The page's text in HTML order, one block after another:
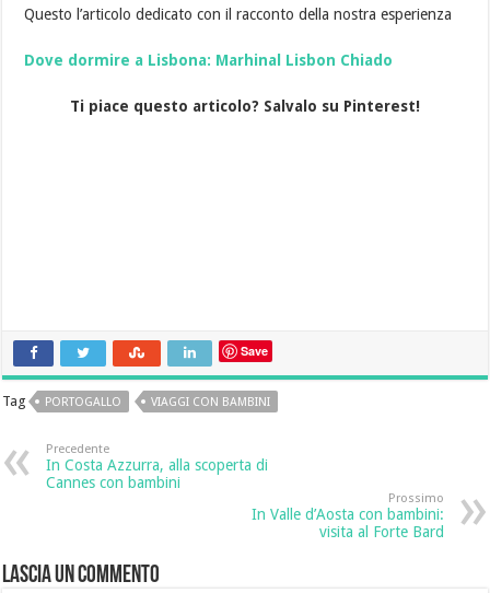
Questo l’articolo dedicato con il racconto della nostra esperienza
Dove dormire a Lisbona: Marhinal Lisbon Chiado
Ti piace questo articolo? Salvalo su Pinterest!
Save
Tag PORTOGALLO VIAGGI CON BAMBINI
Precedente
In Costa Azzurra, alla scoperta di
Cannes con bambini
Prossimo
In Valle d’Aosta con bambini:
visita al Forte Bard
Lascia un commento